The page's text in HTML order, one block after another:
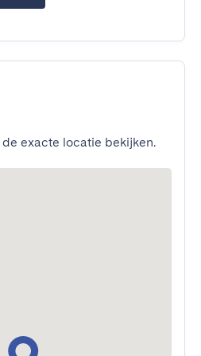
exacte locatie bekijken.